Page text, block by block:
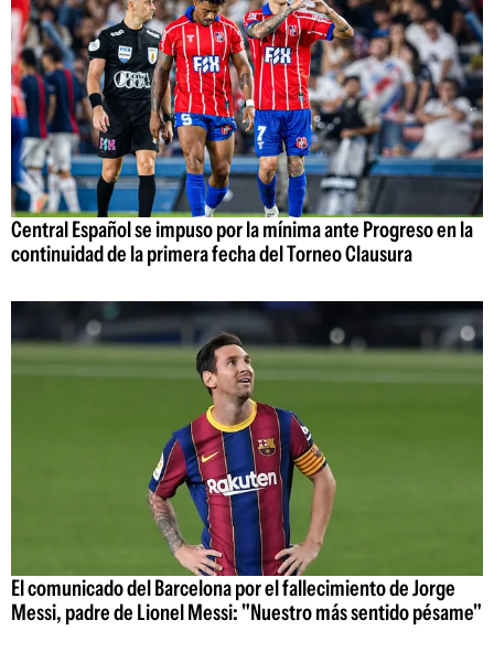
Central Español se impuso por la mínima ante Progreso en la
continuidad de la primera fecha del Torneo Clausura
El comunicado del Barcelona por el fallecimiento de Jorge
Messi, padre de Lionel Messi: "Nuestro más sentido pésame"